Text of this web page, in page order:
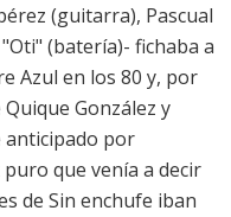
(guitarra), Pascual
(batería)- fichaba a
Azul en los 80 y, por
González y
anticipado por
que venía a decir
de Sin enchufe iban